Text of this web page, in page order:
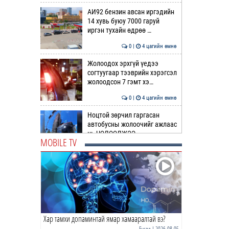
АИ92 бензин авсан иргэдийн
14 хувь буюу 7000 гаруй
иргэн тухайн өдрөө …
0 | 4 цагийн өмнө
Жолоодох эрхгүй үедээ
согтуугаар тээврийн хэрэгсэл
жолоодсон 7 гэмт хэ…
0 | 4 цагийн өмнө
Ноцтой зөрчил гаргасан
автобусны жолоочийг ажлаас
нь ЧӨЛӨӨЛЖЭЭ
“Цалинтай ээж”-ийн 50
мянган төгрөгийг 500 мянга
болгох өргөдлийг дахи…
1 | 5 цагийн өмнө
Долоодугаар сард 709,503
MOBILE TV
Хар тамхи допаминтай ямар хамааралтай вэ?